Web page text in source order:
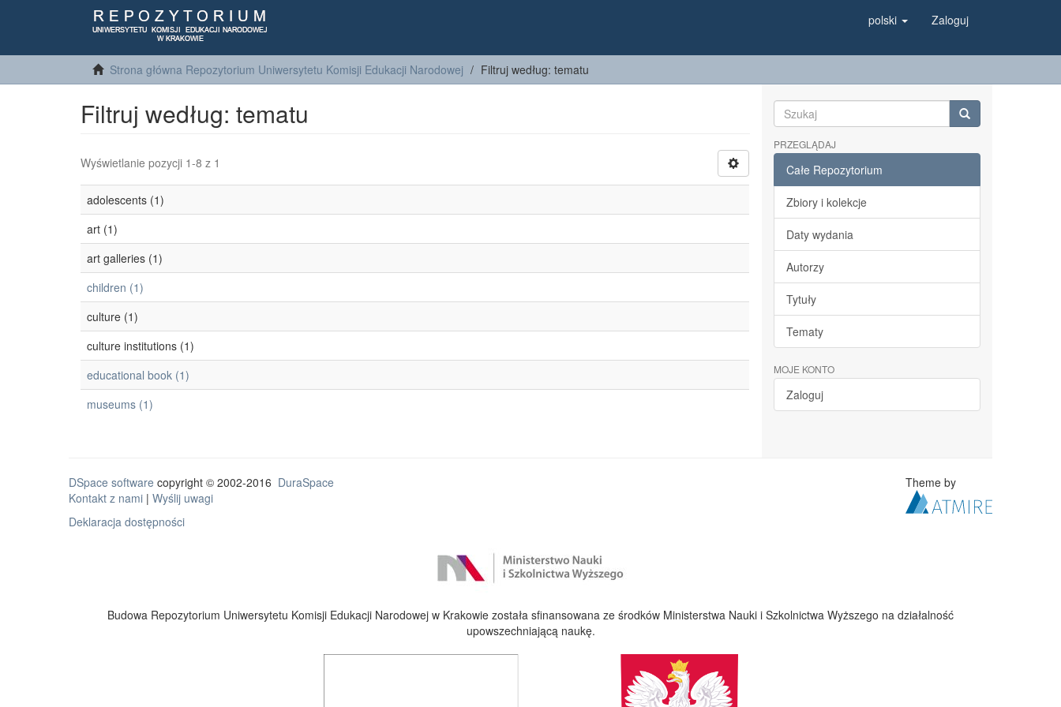
polski Zaloguj
Strona główna Repozytorium Uniwersytetu Komisji Edukacji Narodowej Filtruj według: tematu
Filtruj według: tematu
Wyświetlanie pozycji 1-8 z 1
adolescents (1)
art (1)
art galleries (1)
children (1)
culture (1)
culture institutions (1)
educational book (1)
museums (1)
PRZEGLĄDAJ
Całe Repozytorium
Zbiory i kolekcje
Daty wydania
Autorzy
Tytuły
Tematy
MOJE KONTO
Zaloguj
DSpace software copyright © 2002-2016 DuraSpace
Kontakt z nami | Wyślij uwagi
Deklaracja dostępności
Theme by
Budowa Repozytorium Uniwersytetu Komisji Edukacji Narodowej w Krakowie została sfinansowana ze środków Ministerstwa Nauki i Szkolnictwa Wyższego na działalność
upowszechniającą naukę.